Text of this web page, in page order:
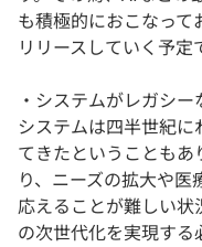
も積極的におこなって
リリースしていく予定
・システムがレガシー
システムは四半世紀
てきたということも
り、ニーズの拡大や
応えることが難しい
の次世代化を実現する